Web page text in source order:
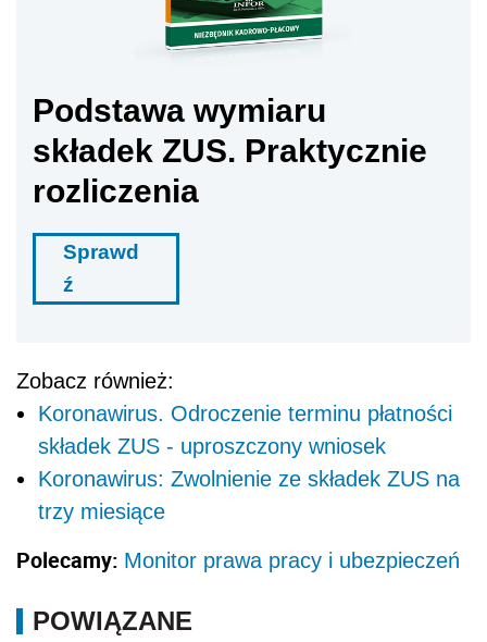
Podstawa wymiaru
składek ZUS. Praktycznie
rozliczenia
Sprawd
ź
Zobacz również:
Koronawirus. Odroczenie terminu płatności
składek ZUS - uproszczony wniosek
Koronawirus: Zwolnienie ze składek ZUS na
trzy miesiące
Polecamy: Monitor prawa pracy i ubezpieczeń
POWIĄZANE